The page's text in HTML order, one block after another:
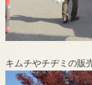
キムチやチヂミの販